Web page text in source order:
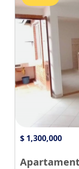
$ 1,300,000